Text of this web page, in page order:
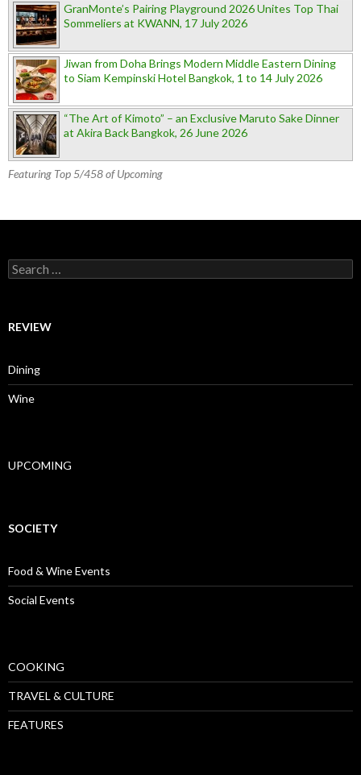
GranMonte’s Pairing Playground 2026 Unites Top Thai
Sommeliers at KWANN, 17 July 2026
Jiwan from Doha Brings Modern Middle Eastern Dining
to Siam Kempinski Hotel Bangkok, 1 to 14 July 2026
“The Art of Kimoto” – an Exclusive Maruto Sake Dinner
at Akira Back Bangkok, 26 June 2026
Featuring Top 5/458 of Upcoming
Search for:
REVIEW
Dining
Wine
UPCOMING
SOCIETY
Food & Wine Events
Social Events
COOKING
TRAVEL & CULTURE
FEATURES